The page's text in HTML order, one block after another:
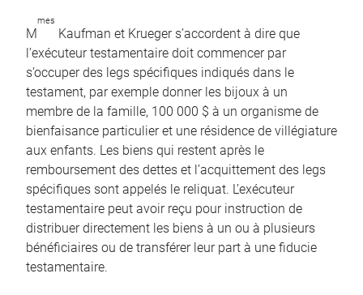
M
mes
Kaufman et Krueger s’accordent à dire que
l’exécuteur testamentaire doit commencer par
s’occuper des legs spécifiques indiqués dans le
testament, par exemple donner les bijoux à un
membre de la famille, 100 000 $ à un organisme de
bienfaisance particulier et une résidence de villégiature
aux enfants. Les biens qui restent après le
remboursement des dettes et l’acquittement des legs
spécifiques sont appelés le reliquat. L’exécuteur
testamentaire peut avoir reçu pour instruction de
distribuer directement les biens à un ou à plusieurs
bénéficiaires ou de transférer leur part à une fiducie
testamentaire.